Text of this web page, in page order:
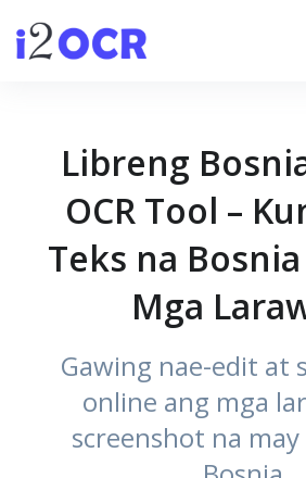
Libreng
OCR Tool –
Teks na
Mga
Gawing nae-edit at
online ang mga
screenshot na